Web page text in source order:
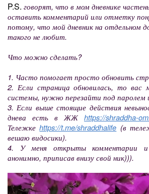
P.S. говорят, что в мом дневнике
оставить комментарий или отметку
потому, что мой дневник на отдельном
такого не любит.
Что можно сделать?
1. Часто помогает просто обновить
2. Если страница обновилась, то
системы, нужно перезайти под паролем
3. Если выше стоящие действия
днева есть в ЖЖ https://shraddha-
Тележкеhttps://t.me/shraddhalife (в
вешаю видосики).
4. У меня открыты комментарии
анонимно, приписав внизу свой ник))).